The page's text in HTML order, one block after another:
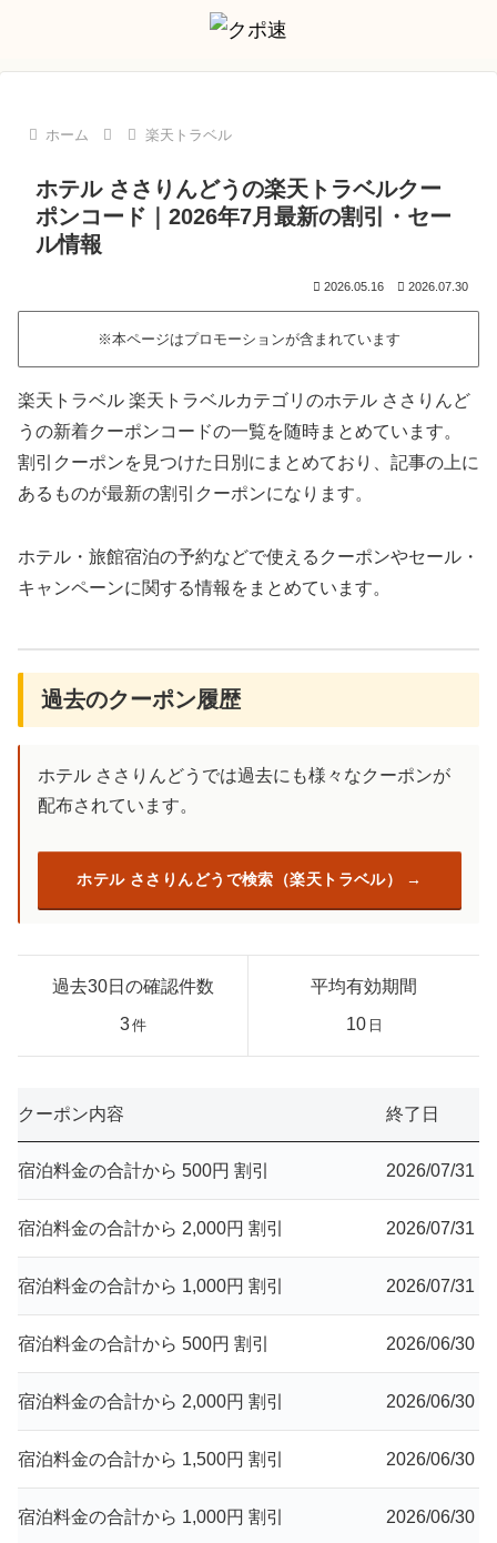
ホーム 楽天トラベル
ホテル ささりんどうの楽天トラベルクー
ポンコード｜2026年7月最新の割引・セー
ル情報
2026.05.16 2026.07.30
※本ページはプロモーションが含まれています
楽天トラベル 楽天トラベルカテゴリのホテル ささりんど
うの新着クーポンコードの一覧を随時まとめています。
割引クーポンを見つけた日別にまとめており、記事の上に
あるものが最新の割引クーポンになります。
ホテル・旅館宿泊の予約などで使えるクーポンやセール・
キャンペーンに関する情報をまとめています。
過去のクーポン履歴
ホテル ささりんどうでは過去にも様々なクーポンが
配布されています。
ホテル ささりんどうで検索（楽天トラベル）
過去30日の確認件数
3件
平均有効期間
10 日
クーポン内容 終了日
宿泊料金の合計から 500円 割引 2026/07/31
宿泊料金の合計から 2,000円 割引 2026/07/31
宿泊料金の合計から 1,000円 割引 2026/07/31
宿泊料金の合計から 500円 割引 2026/06/30
宿泊料金の合計から 2,000円 割引 2026/06/30
宿泊料金の合計から 1,500円 割引 2026/06/30
宿泊料金の合計から 1,000円 割引 2026/06/30